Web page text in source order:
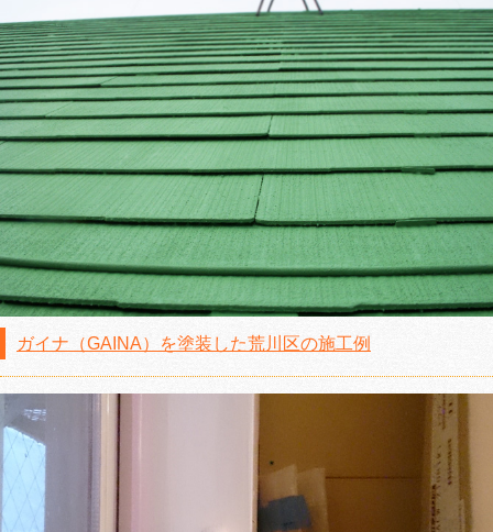
ガイナ（GAINA）を塗装した荒川区の施工例